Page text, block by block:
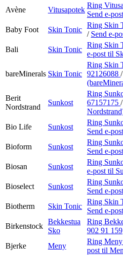
Avène
Vitusapotek
Ring
Send e-post
Baby Foot
Skin Tonic
Ring Skin
/ Send e-
Bali
Skin Tonic
Ring Skin
e-post til
bareMinerals Skin Tonic
Ring Skin
92126088 /
Berit
Nordstrand
Sunkost
Ring
67157175 /
Bio Life
Sunkost
Ring
Send e-post
Bioform
Sunkost
Ring
Send e-post
Biosan
Sunkost
Ring
e-post til
Bioselect
Sunkost
Ring
Send e-post
Biotherm
Skin Tonic
Ring Skin
Send e-post
Birkenstock
Bekkestua
Sko
Ring
902 91 159
Bjerke
Meny
Ring
post til